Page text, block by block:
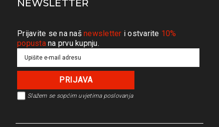
NEWSLETTER
Prijavite se na naš newsletter i ostvarite 10%
popustana prvu kupnju.
Slažem se sopćim uvjetima poslovanja